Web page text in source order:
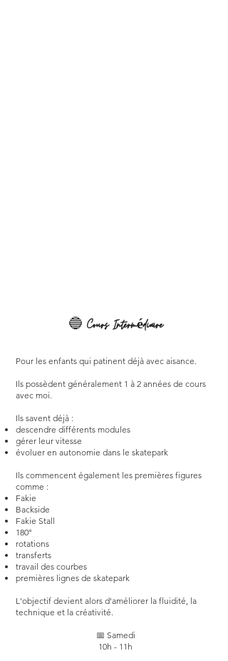
🔵 Cours Intermédiaire
Pour les enfants qui patinent déjà avec aisance.
Ils possèdent généralement 1 à 2 années de cours
avec moi.
Ils savent déjà :
descendre différents modules
gérer leur vitesse
évoluer en autonomie dans le skatepark
Ils commencent également les premières figures
comme :
Fakie
Backside
Fakie Stall
180°
rotations
transferts
travail des courbes
premières lignes de skatepark
L'objectif devient alors d'améliorer la fluidité, la
technique et la créativité.
📅 Samedi
10h - 11h